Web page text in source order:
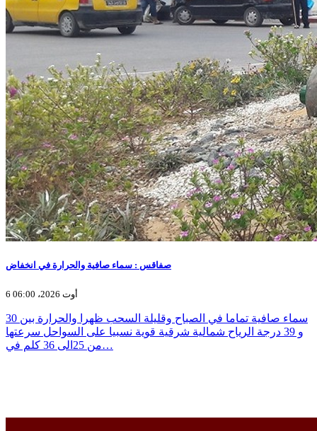
صفاقس : سماء صافية والحرارة في انخفاض
6 أوت 2026، 06:00
سماء صافية تماما في الصباح وقليلة السحب ظهرا والحرارة بين 30
و 39 درجة الرياح شمالية شرقية قوية نسبيا على السواحل سرعتها
من 25الى 36 كلم في…